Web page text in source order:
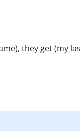
they get (my